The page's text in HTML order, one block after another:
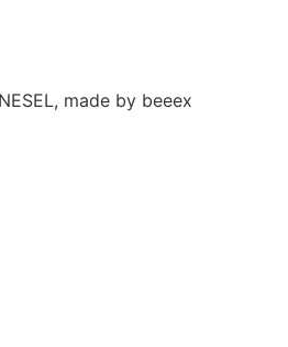
made by beeex